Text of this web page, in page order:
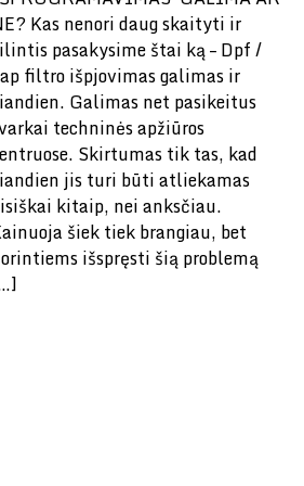
Kas nenori daug skaityti ir
pasakysime štai ką – Dpf /
filtro išpjovimas galimas ir
Galimas net pasikeitus
techninės apžiūros
Skirtumas tik tas, kad
jis turi būti atliekamas
kitaip, nei anksčiau.
šiek tiek brangiau, bet
išspręsti šią problemą